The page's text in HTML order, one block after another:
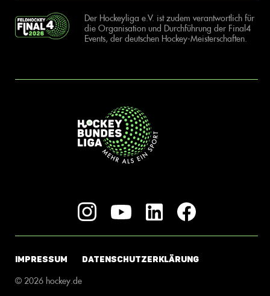
Der Hockeyliga e.V. ist zudem verantwortlich für
die Organisation und Durchführung der Final4
Events, der deutschen Hockey-Meisterschaften.
IMPRESSUM DATENSCHUTZERKLÄRUNG
© 2026 hockey.de